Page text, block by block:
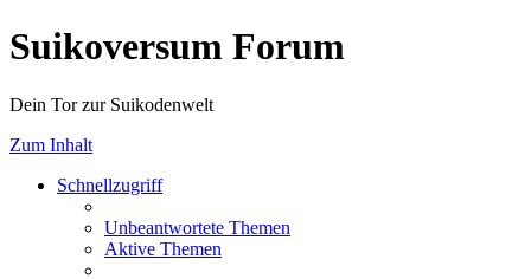
Suikoversum Forum
Dein Tor zur Suikodenwelt
Zum Inhalt
Schnellzugriff
Unbeantwortete Themen
Aktive Themen